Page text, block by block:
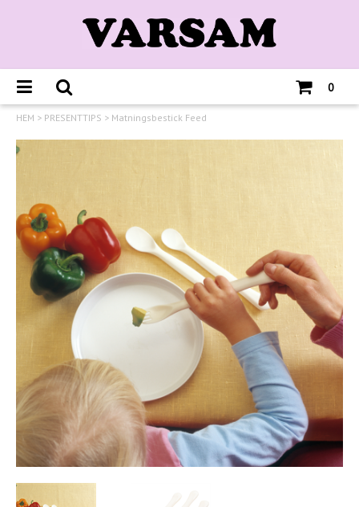
0
HEM > PRESENTTIPS > Matningsbestick Feed